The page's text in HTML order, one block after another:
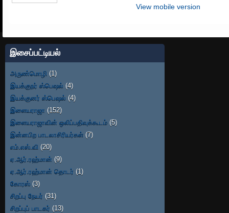
View mobile version
இசைப்பட்டியல்
அருண்மொழி (1)
இயக்குநர் ஸ்பெஷல் (4)
இயக்குனர் ஸ்பெஷல் (4)
இளையராஜா (152)
இளையராஜாவின் ஒலிப்பதிவுக்கூடம் (5)
இன்னபிற பாடலாசிரியர்கள் (7)
எம்.எஸ்.வி (20)
ஏ.ஆர்.ரஹ்மான் (9)
ஏ.ஆர்.ரஹ்மான் தொடர் (1)
கோரஸ் (3)
சிறப்பு நேயர் (31)
சிறப்புப் பாடகர் (13)